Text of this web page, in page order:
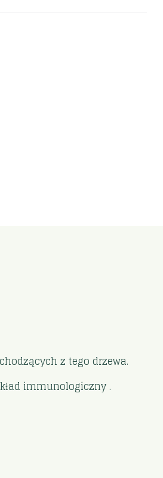
z tego drzewa.
immunologiczny .